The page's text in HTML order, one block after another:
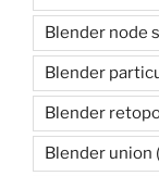
Blender node
Blender
Blender
Blender union